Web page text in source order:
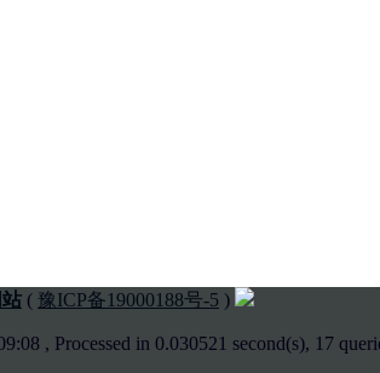
( 豫ICP备19000188号-5 )
, Processed in 0.030521 second(s), 17